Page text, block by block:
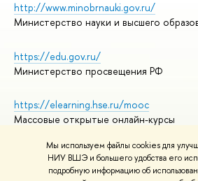
Мы используем файлы cookies для
НИУ ВШЭ и большего удобства его
подробную информацию об
http://www.minobrnauki.gov.ru/
Министерство науки и высшего
https://edu.gov.ru/
Министерство просвещения РФ
https://elearning.hse.ru/mooc
Массовые открытые онлайн-курсы
© НИУ ВШЭ 1993–2026 Адреса и контакты